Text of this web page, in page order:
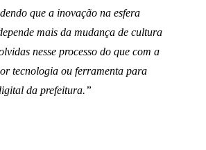
que a inovação na esfera
mais da mudança de cultura
nesse processo do que com a
tecnologia ou ferramenta para
da prefeitura.”